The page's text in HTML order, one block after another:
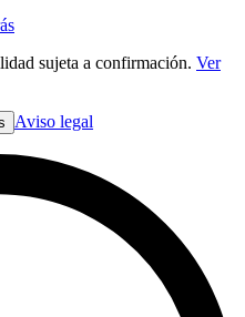
sujeta a confirmación. Ver
Aviso legal